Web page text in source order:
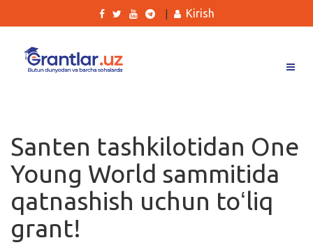
Ishlar
Kurslar
Blog
Yana
Kirish
Santen tashkilotidan One
Young World sammitida
qatnashish uchun toʻliq
grant!